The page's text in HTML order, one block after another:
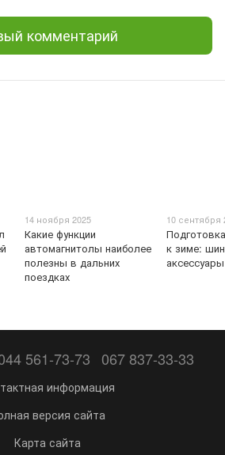
комментарий
14 ноября 2025
Какие функции
автомагнитолы наиболее
полезны в дальних
поездках
10 сентября
к зиме:
аксессуары
561-73-73 067 837-33-33
информация
версия сайта
Карта сайта